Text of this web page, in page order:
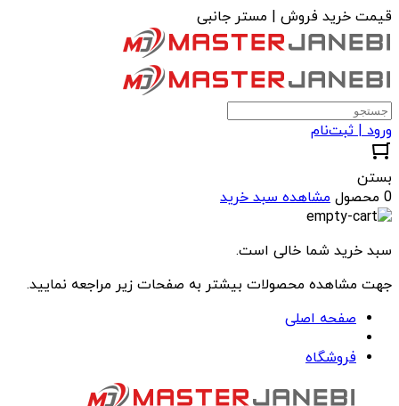
قیمت خرید فروش | مستر جانبی
ورود | ثبت‌نام
بستن
0 محصول
مشاهده سبد خرید
سبد خرید شما خالی است.
جهت مشاهده محصولات بیشتر به صفحات زیر مراجعه نمایید.
صفحه اصلی
فروشگاه